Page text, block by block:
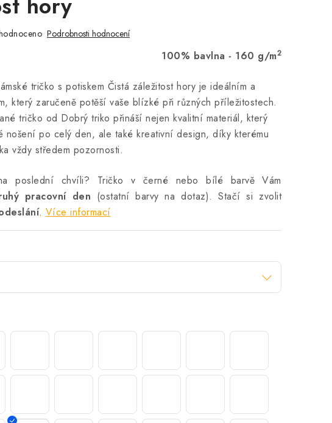
Podrobnosti hodnocení
100% bavlna - 160 g/m2
tričko s potiskem Čistá záležitost hory je ideálním a
který zaručeně potěší vaše blízké při různých příležitostech.
tričko od Dobrý triko přináší nejen kvalitní materiál, který
nošení po celý den, ale také kreativní design, díky kterému
vždy středem pozornosti.
poslední chvíli? Tričko v černé nebo bílé barvě Vám
pracovní den (ostatní barvy na dotaz). Stačí si zvolit
. Více informací